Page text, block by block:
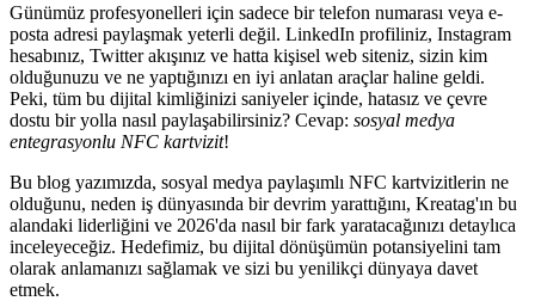
Günümüz profesyonelleri için sadece bir telefon numarası veya e-
posta adresi paylaşmak yeterli değil. LinkedIn profiliniz, Instagram
hesabınız, Twitter akışınız ve hatta kişisel web siteniz, sizin kim
olduğunuzu ve ne yaptığınızı en iyi anlatan araçlar haline geldi.
Peki, tüm bu dijital kimliğinizi saniyeler içinde, hatasız ve çevre
dostu bir yolla nasıl paylaşabilirsiniz? Cevap: sosyal medya
entegrasyonlu NFC kartvizit!
Bu blog yazımızda, sosyal medya paylaşımlı NFC kartvizitlerin ne
olduğunu, neden iş dünyasında bir devrim yarattığını, Kreatag'ın bu
alandaki liderliğini ve 2026'da nasıl bir fark yaratacağınızı detaylıca
inceleyeceğiz. Hedefimiz, bu dijital dönüşümün potansiyelini tam
olarak anlamanızı sağlamak ve sizi bu yenilikçi dünyaya davet
etmek.